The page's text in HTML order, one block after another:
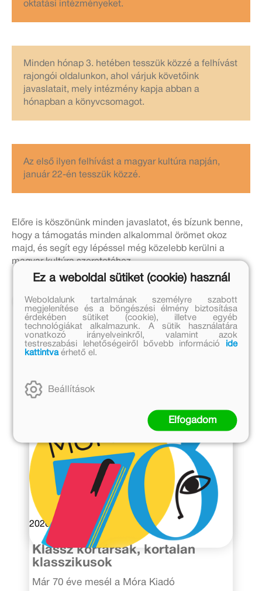
oktatási intézményeket.
Minden hónap 3. hetében tesszük közzé a felhívást
rajongói oldalunkon, ahol várjuk követőink
javaslatait, mely intézmény kapja abban a
hónapban a könyvcsomagot.
Az első ilyen felhívást a magyar kultúra napján,
január 22-én tesszük közzé.
Előre is köszönünk minden javaslatot, és bízunk benne,
hogy a támogatás minden alkalommal örömet okoz
majd, és segít egy lépéssel még közelebb kerülni a
magyar kultúra szeretetéhez.
#móra70
2020. január 1.
Klassz kortársak, kortalan
klasszikusok
Már 70 éve mesél a Móra Kiadó
Ez a weboldal sütiket (cookie) használ
Weboldalunk tartalmának személyre szabott
megjelenítése és a böngészési élmény biztosítása
érdekében sütiket (cookie), illetve egyéb
technológiákat alkalmazunk. A sütik használatára
vonatkozó irányelveinkről, valamint azok
testreszabási lehetőségeiről bővebb információ
ide
kattintvaérhető el.
Beállítások
Elfogadom